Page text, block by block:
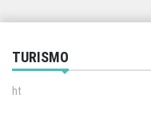
TURISMO
ht